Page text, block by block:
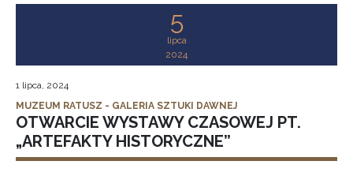
5
lipca
2024
1 lipca, 2024
MUZEUM RATUSZ - GALERIA SZTUKI DAWNEJ
OTWARCIE WYSTAWY CZASOWEJ PT.
„ARTEFAKTY HISTORYCZNE”